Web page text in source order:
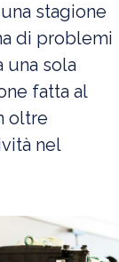
stagione
di problemi
una sola
fatta al
oltre
nel